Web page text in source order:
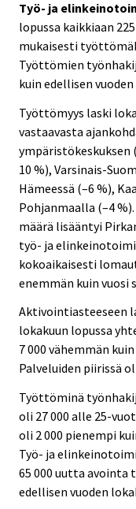
Työ- ja
lopussa kaikkiaan
mukaisesti
Työttömien
kuin edellisen
Työttömyys laski
vastaavasta
ympäristökeskuksen
10 %), Varsinais-
Hämeessä (–6 %),
Pohjanmaalla (–4
määrä lisääntyi
työ- ja
kokoaikaisesti
enemmän kuin vuosi
Aktivointiasteeseen
lokakuun lopussa
7 000 vähemmän
Palveluiden piirissä
Työttöminä
oli 27 000 alle 25-
oli 2 000 pienempi
Työ- ja
65 000 uutta avointa
edellisen vuoden